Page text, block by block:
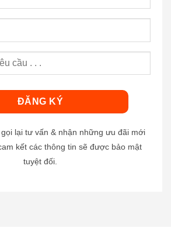
lại tư vấn & nhận những ưu đãi mới
kết các thông tin sẽ được bảo mật
tuyệt đối.